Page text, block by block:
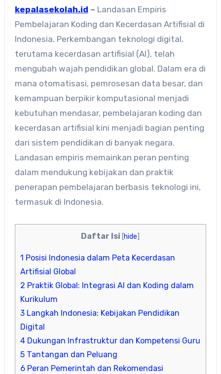
kepalasekolah.id – Landasan Empiris
Pembelajaran Koding dan Kecerdasan Artifisial di
Indonesia. Perkembangan teknologi digital,
terutama kecerdasan artifisial (AI), telah
mengubah wajah pendidikan global. Dalam era di
mana otomatisasi, pemrosesan data besar, dan
kemampuan berpikir komputasional menjadi
kebutuhan mendasar, pembelajaran koding dan
kecerdasan artifisial kini menjadi bagian penting
dari sistem pendidikan di banyak negara.
Landasan empiris memainkan peran penting
dalam mendukung kebijakan dan praktik
penerapan pembelajaran berbasis teknologi ini,
termasuk di Indonesia.
Daftar Isi [hide]
1 Posisi Indonesia dalam Peta Kecerdasan
Artifisial Global
2 Praktik Global: Integrasi AI dan Koding dalam
Kurikulum
3Langkah Indonesia: Kebijakan Pendidikan
Digital
4Dukungan Infrastruktur dan Kompetensi Guru
5Tantangan dan Peluang
6Peran Pemerintah dan Rekomendasi